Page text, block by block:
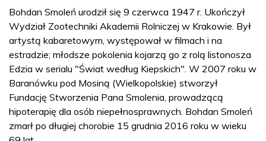
Bohdan Smoleń urodził się 9 czerwca 1947 r. Ukończył
Wydział Zootechniki Akademii Rolniczej w Krakowie. Był
artystą kabaretowym, występował w filmach i na
estradzie; młodsze pokolenia kojarzą go z rolą listonosza
Edzia w serialu "Świat według Kiepskich". W 2007 roku w
Baranówku pod Mosiną (Wielkopolskie) stworzył
Fundację Stworzenia Pana Smolenia, prowadzącą
hipoterapię dla osób niepełnosprawnych. Bohdan Smoleń
zmarł po długiej chorobie 15 grudnia 2016 roku w wieku